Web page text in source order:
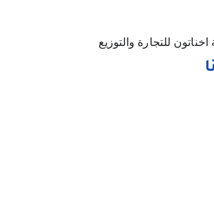
للتجارة والتوزيع